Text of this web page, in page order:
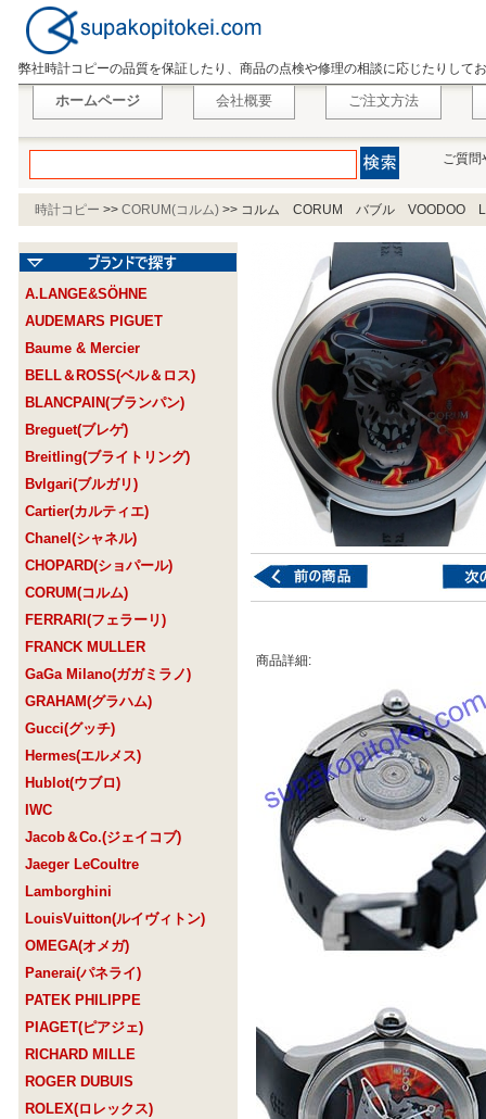
弊社時計コピーの品質を保証したり、商品の点検や修理の相談に応じたりして
ホームページ 会社概要 ご注文方法
ご質問
時計コピー >> CORUM(コルム) >> コルム CORUM バブル VOODOO
A.LANGE&SÖHNE
AUDEMARS PIGUET
Baume & Mercier
BELL＆ROSS(ベル＆ロス)
BLANCPAIN(ブランパン)
Breguet(ブレゲ)
Breitling(ブライトリング)
Bvlgari(ブルガリ)
Cartier(カルティエ)
Chanel(シャネル)
CHOPARD(ショパール)
CORUM(コルム)
FERRARI(フェラーリ)
FRANCK MULLER
GaGa Milano(ガガミラノ)
GRAHAM(グラハム)
Gucci(グッチ)
Hermes(エルメス)
Hublot(ウブロ)
IWC
Jacob＆Co.(ジェイコブ)
Jaeger LeCoultre
Lamborghini
LouisVuitton(ルイヴィトン)
OMEGA(オメガ)
Panerai(パネライ)
PATEK PHILIPPE
PIAGET(ピアジェ)
RICHARD MILLE
ROGER DUBUIS
ROLEX(ロレックス)
商品詳細: